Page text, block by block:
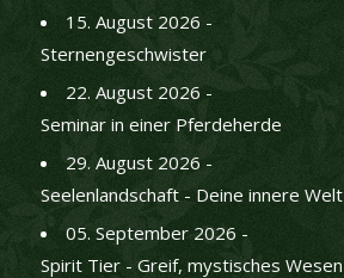
15. August 2026 -
Sternengeschwister
22. August 2026 -
Seminar in einer Pferdeherde
29. August 2026 -
Seelenlandschaft - Deine innere Welt
05. September 2026 -
Spirit Tier - Greif, mystisches Wesen